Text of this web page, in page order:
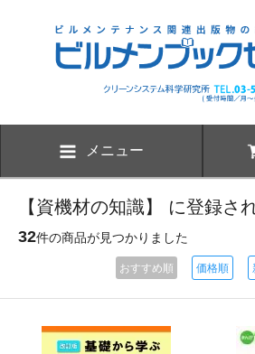
メニュー
【資機材の知識】 に登録さ
32件の商品が見つかりました
おすすめ順 価格順